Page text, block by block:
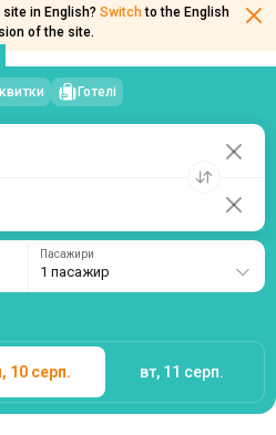
in English? Switch to the English
of the site.
Готелі
Пасажири
1 пасажир
10 серп. вт, 11 серп.